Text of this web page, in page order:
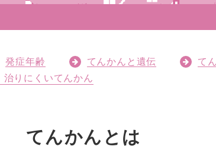
発症年齢 てんかんと遺伝
て
治りにくいてんかん
てんかんとは